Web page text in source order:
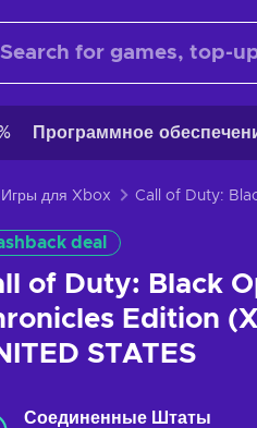
Программное
Игры для Xbox
deal
of Duty: Black
Edition
STATES
Соединенные Штаты